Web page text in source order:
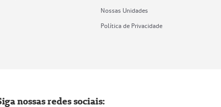
Nossas Unidades
Política de Privacidade
nossas redes sociais: